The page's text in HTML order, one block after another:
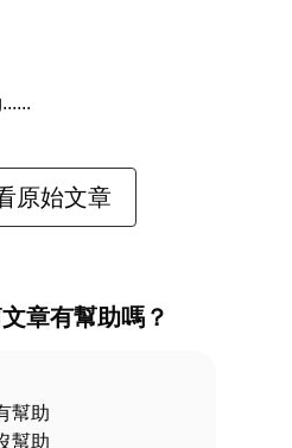
原始文章
章有幫助嗎？
幫助
幫助